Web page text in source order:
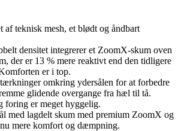
af teknisk mesh, et blødt og åndbart
densitet integrerer et ZoomX-skum oven
der er 13 % mere reaktivt end den tidligere
er i top.
omkring ydersålen for at forbedre
glidende overgange fra hæl til tå.
foring er meget hyggelig.
med lagdelt skum med premium ZoomX og
mere komfort og dæmpning.